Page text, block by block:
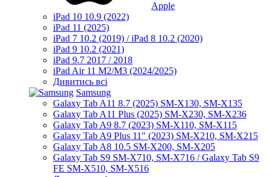
Apple
iPad 10 10.9 (2022)
iPad 11 (2025)
iPad 7 10.2 (2019) / iPad 8 10.2 (2020)
iPad 9 10.2 (2021)
iPad 9.7 2017 / 2018
iPad Air 11 M2/M3 (2024/2025)
Дивитись всі
Samsung
Galaxy Tab A11 8.7 (2025) SM-X130, SM-X135
Galaxy Tab A11 Plus (2025) SM-X230, SM-X236
Galaxy Tab A9 8.7 (2023) SM-X110, SM-X115
Galaxy Tab A9 Plus 11" (2023) SM-X210, SM-X215
Galaxy Tab A8 10.5 SM-X200, SM-X205
Galaxy Tab S9 SM-X710, SM-X716 / Galaxy Tab S9
FE SM-X510, SM-X516